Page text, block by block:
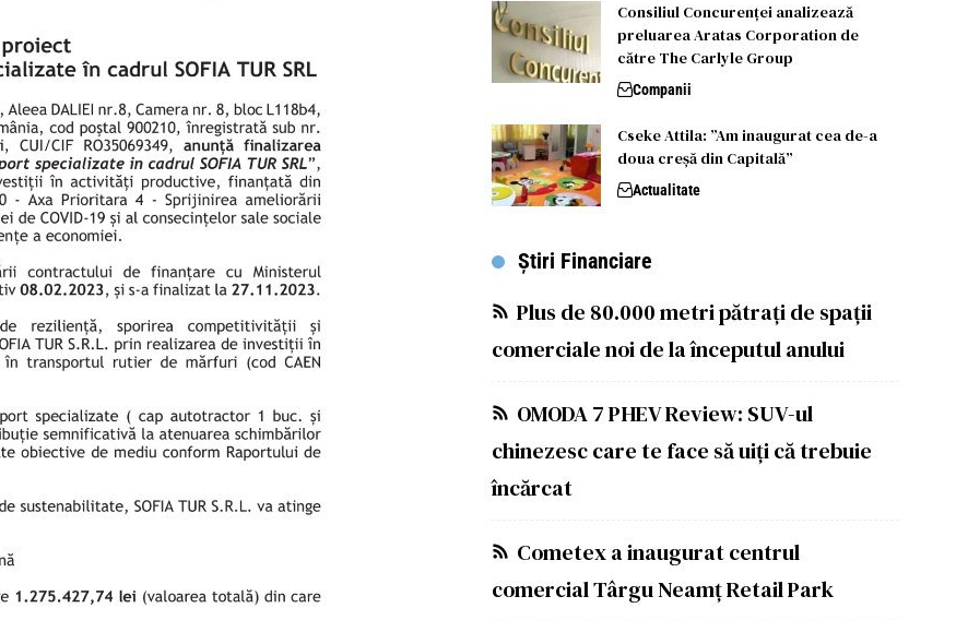
Consiliul Concurenței analizează
preluarea Aratas Corporation de
către The Carlyle Group
Companii
Cseke Attila: ”Am inaugurat cea de-a
doua creșă din Capitală”
Actualitate
Știri Financiare
Plus de 80.000 metri pătrați de spații
comerciale noi de la începutul anului
OMODA 7 PHEV Review: SUV-ul
chinezesc care te face să uiți că trebuie
încărcat
Cometex a inaugurat centrul
comercial Târgu Neamț Retail Park